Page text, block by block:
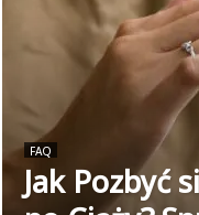
FAQ
Jak Pozbyć